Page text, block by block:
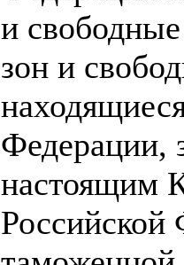
и
зон и
Федерации,
настоящим